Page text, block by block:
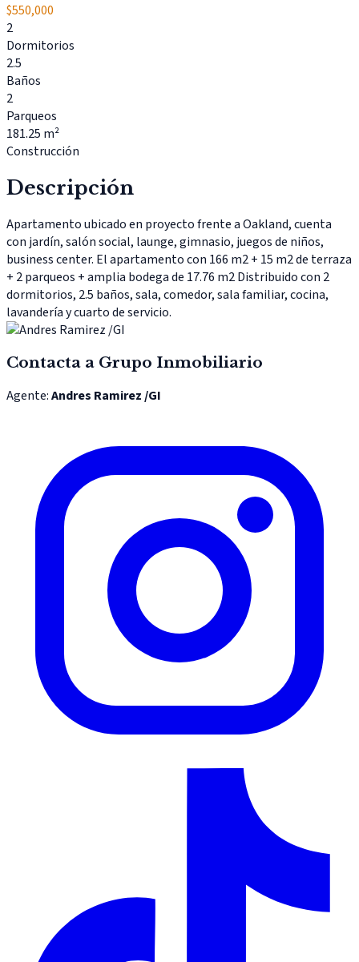
$550,000
2
Dormitorios
2.5
Baños
2
Parqueos
181.25 m²
Construcción
Descripción
Apartamento ubicado en proyecto frente a Oakland, cuenta
con jardín, salón social, launge, gimnasio, juegos de niños,
business center. El apartamento con 166 m2 + 15 m2 de terraza
+ 2 parqueos + amplia bodega de 17.76 m2 Distribuido con 2
dormitorios, 2.5 baños, sala, comedor, sala familiar, cocina,
lavandería y cuarto de servicio.
Contacta a Grupo Inmobiliario
Agente:Andres Ramirez /GI